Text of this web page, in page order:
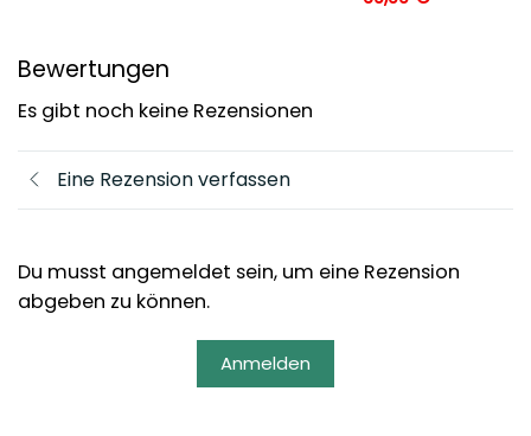
Bewertungen
Es gibt noch keine Rezensionen
Eine Rezension verfassen
Du musst angemeldet sein, um eine Rezension
abgeben zu können.
Anmelden